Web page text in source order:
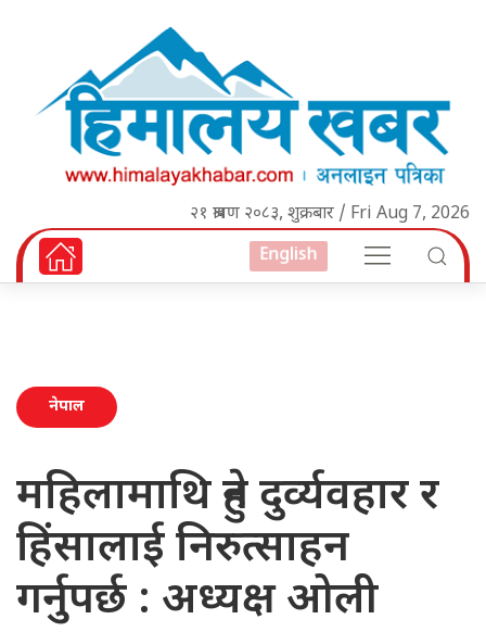
२१ श्रावण २०८३, शुक्रबार / Fri Aug 7, 2026
English
नेपाल
महिलामाथि हुने दुर्व्यवहार र
हिंसालाई निरुत्साहन
गर्नुपर्छ : अध्यक्ष ओली